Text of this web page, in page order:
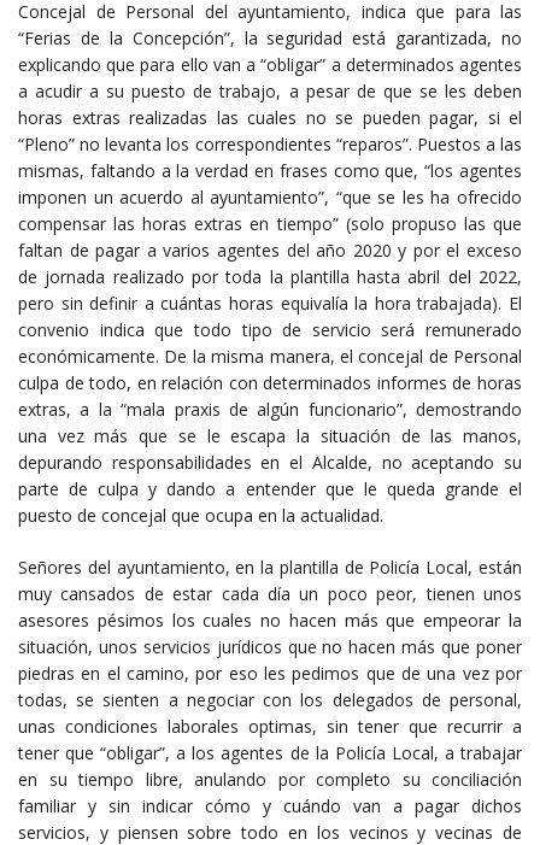
Concejal de Personal del ayuntamiento, indica que para las
“Ferias de la Concepción”, la seguridad está garantizada, no
explicando que para ello van a “obligar” a determinados agentes
a acudir a su puesto de trabajo, a pesar de que se les deben
horas extras realizadas las cuales no se pueden pagar, si el
“Pleno” no levanta los correspondientes “reparos”. Puestos a las
mismas, faltando a la verdad en frases como que, “los agentes
imponen un acuerdo al ayuntamiento”, “que se les ha ofrecido
compensar las horas extras en tiempo” (solo propuso las que
faltan de pagar a varios agentes del año 2020 y por el exceso
de jornada realizado por toda la plantilla hasta abril del 2022,
pero sin definir a cuántas horas equivalía la hora trabajada). El
convenio indica que todo tipo de servicio será remunerado
económicamente. De la misma manera, el concejal de Personal
culpa de todo, en relación con determinados informes de horas
extras, a la “mala praxis de algún funcionario”, demostrando
una vez más que se le escapa la situación de las manos,
depurando responsabilidades en el Alcalde, no aceptando su
parte de culpa y dando a entender que le queda grande el
puesto de concejal que ocupa en la actualidad.
Señores del ayuntamiento, en la plantilla de Policía Local, están
muy cansados de estar cada día un poco peor, tienen unos
asesores pésimos los cuales no hacen más que empeorar la
situación, unos servicios jurídicos que no hacen más que poner
piedras en el camino, por eso les pedimos que de una vez por
todas, se sienten a negociar con los delegados de personal,
unas condiciones laborales optimas, sin tener que recurrir a
tener que “obligar”, a los agentes de la Policía Local, a trabajar
en su tiempo libre, anulando por completo su conciliación
familiar y sin indicar cómo y cuándo van a pagar dichos
servicios, y piensen sobre todo en los vecinos y vecinas de